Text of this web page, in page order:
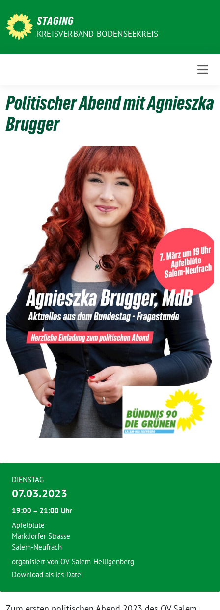
zum
Inhalt
STAGING
KREISVERBAND BODENSEEKREIS
Politischer Abend mit Agnieszka
Brugger
DIENSTAG
07.03.2023
19:00 – 21:00 Uhr
Apfelblüte
Markdorfer Strasse
Salem-Neufrach
organisiert von OV Salem-Heiligenberg
Download als ics-Datei